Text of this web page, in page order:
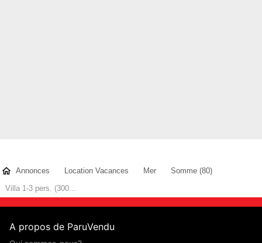
Annonces Location Vacances Mer
Somme (80)
Villa 1-3 pers. (300...
A propos de ParuVendu